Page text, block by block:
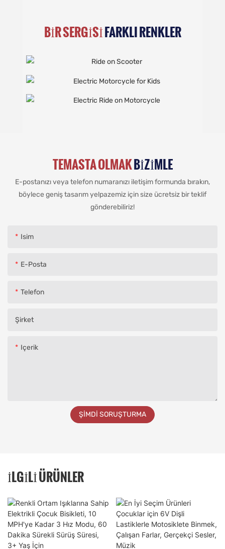
BIR SERGISIFARKLI RENKLER
TEMASTA OLMAKBIZIMLE
E-postanızı veya telefon numaranızı iletişim formunda bırakın,
böylece geniş tasarım yelpazemiz için size ücretsiz bir teklif
gönderebiliriz!
Isim
E-Posta
Telefon
Şirket
Içerik
ŞIMDI SORUŞTURMA
İLGILI ÜRÜNLER